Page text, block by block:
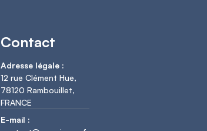
Contact
Adresse légale :
12 rue Clément Hue,
78120 Rambouillet,
FRANCE
E-mail :